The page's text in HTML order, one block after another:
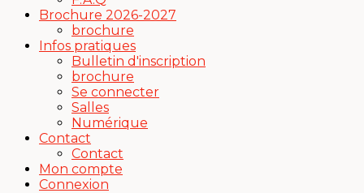
Brochure 2026-2027
brochure
Infos pratiques
Bulletin d'inscription
brochure
Se connecter
Salles
Numérique
Contact
Contact
Mon compte
Connexion